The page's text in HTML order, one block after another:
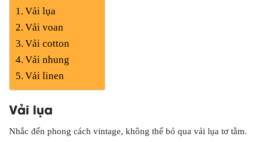
Vải lụa
Vải voan
Vải cotton
Vải nhung
Vải linen
Vải lụa
Nhắc đến phong cách vintage, không thể bỏ qua vải lụa tơ tằm.